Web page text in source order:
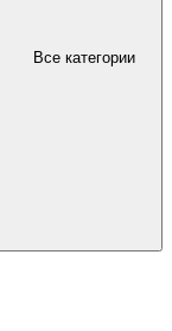
Все категории